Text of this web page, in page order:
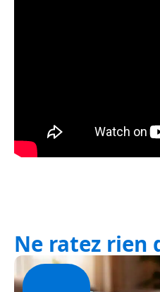
Ne ratez rien